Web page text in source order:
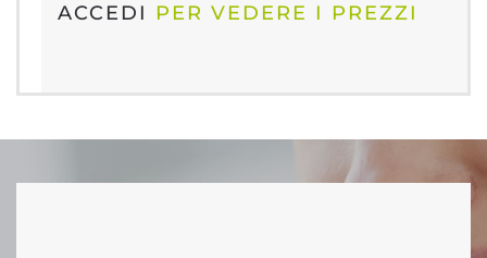
ACCEDI PER VEDERE I PREZZI